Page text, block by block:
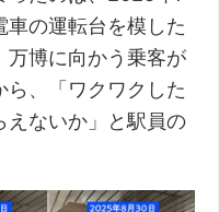
車の運転台を模した
万博に向かう乗客が
、「ワクワクした
えないか」と駅員の